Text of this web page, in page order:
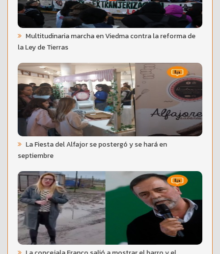
Multitudinaria marcha en Viedma contra la reforma de
la Ley de Tierras
La Fiesta del Alfajor se postergó y se hará en
septiembre